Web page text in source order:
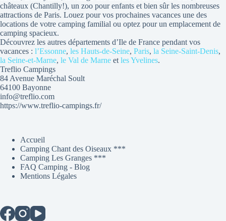
châteaux (Chantilly!), un zoo pour enfants et bien sûr les nombreuses
attractions de Paris. Louez pour vos prochaines vacances une des
locations de votre camping familial ou optez pour un emplacement de
camping spacieux.
Découvrez les autres départements d’Ile de France pendant vos
vacances : l’Essonne, les Hauts-de-Seine, Paris, la Seine-Saint-Denis,
la Seine-et-Marne, le Val de Marne et les Yvelines.
Treflio Campings
84 Avenue Maréchal Soult
64100 Bayonne
info@treflio.com
https://www.treflio-campings.fr/
Accueil
Camping Chant des Oiseaux ***
Camping Les Granges ***
FAQ Camping - Blog
Mentions Légales